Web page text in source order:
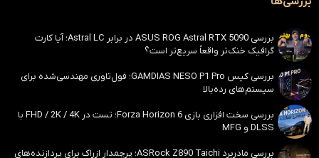
بررسی ASUS ROG Astral RTX 5090 در برابر Astral LC؛ آیا کارت
گرافیک خنک‌تر واقعاً سریع‌تر است؟
بررسی کیس GAMDIAS NESO P1 Pro؛ فول‌تاوری مهندسی‌شده برای
سیستم‌های رده‌بالا
بررسی سخت افزاری بازی Forza Horizon 6؛ تست در FHD / 2K / 4K با
DLSS و MFG
بررسی مادربرد ASRock Z890 Taichi؛ پرچمدار ازراک برای پردازنده‌های